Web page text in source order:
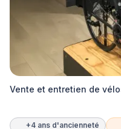
Vente et entretien de
+4 ans d'ancienneté